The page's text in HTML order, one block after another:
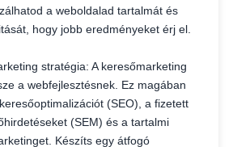
a weboldalad tartalmát és
hogy jobb eredményeket érj el.
stratégia: A keresőmarketing
a webfejlesztésnek. Ez magában
(SEO), a fizetett
(SEM) és a tartalmi
Készíts egy átfogó